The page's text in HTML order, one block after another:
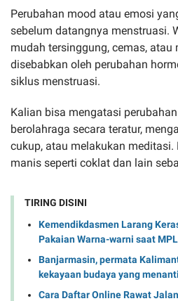
Perubahan mood atau emosi
sebelum datangnya menstruasi.
mudah tersinggung, cemas, atau
disebabkan oleh perubahan
siklus menstruasi.
Kalian bisa mengatasi
berolahraga secara teratur,
cukup, atau melakukan
manis seperti coklat dan lain
TIRING DISINI
Kemendikdasmen Larang
Pakaian Warna-warni saat
Banjarmasin, permata
kekayaan budaya yang
Cara Daftar Online Rawat